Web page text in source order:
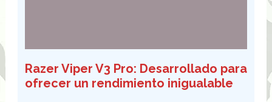
Razer Viper V3 Pro: Desarrollado para
ofrecer un rendimiento inigualable